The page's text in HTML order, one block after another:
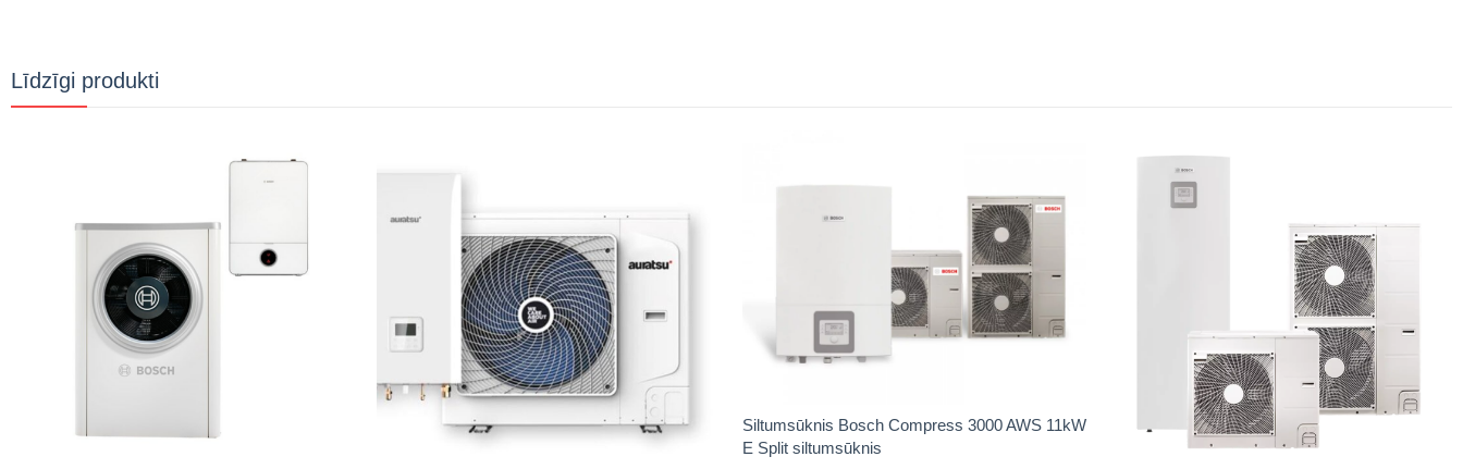
Līdzīgi produkti
Siltumsūknis Bosch Compress 3000 AWS 11kW
E Split siltumsūknis